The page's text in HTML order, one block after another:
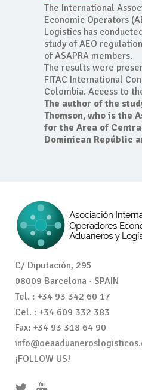
The International
Economic Operators
Logistics has
study of AEO
of ASAPRA members.
The results were
FITAC International
Colombia. Access to
The author of the
Thomson, who is the
for the Area of
Dominican Repúblic
C/ Diputación, 295
08009 Barcelona · SPAIN
Tel. : +34 93 342 60 17
Cel. : +34 609 332 383
Fax: +34 93 318 64 90
¡FOLLOW US!